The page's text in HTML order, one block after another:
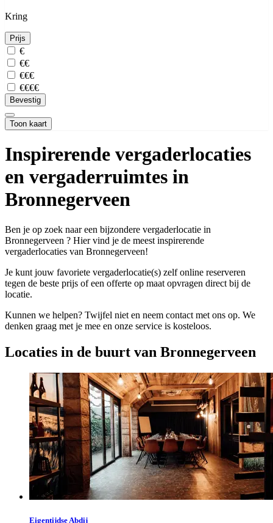
Kring
Prijs
€
€€
€€€
€€€€
Bevestig
Toon kaart
Inspirerende vergaderlocaties
en vergaderruimtes in
Bronnegerveen
Ben je op zoek naar een bijzondere vergaderlocatie in
Bronnegerveen ? Hier vind je de meest inspirerende
vergaderlocaties van Bronnegerveen!
Je kunt jouw favoriete vergaderlocatie(s) zelf online reserveren
tegen de beste prijs of een offerte op maat opvragen direct bij de
locatie.
Kunnen we helpen? Twijfel niet en neem contact met ons op. We
denken graag met je mee en onze service is kosteloos.
Locaties in de buurt van Bronnegerveen
Eigentijdse Abdij